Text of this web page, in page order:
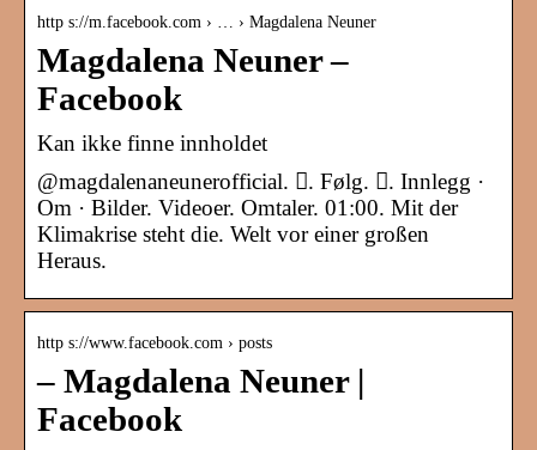
http s://m.facebook.com › … › Magdalena Neuner
Magdalena Neuner –
Facebook
Kan ikke finne innholdet
@magdalenaneunerofficial. 󱙶. Følg. 󰟝. Innlegg ·
Om · Bilder. Videoer. Omtaler. 01:00. Mit der
Klimakrise steht die. Welt vor einer großen
Heraus.
http s://www.facebook.com › posts
– Magdalena Neuner |
Facebook